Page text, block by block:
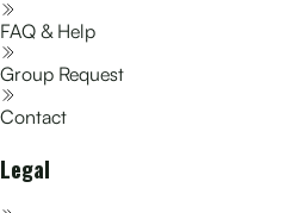
FAQ & Help
Group Request
Contact
Legal